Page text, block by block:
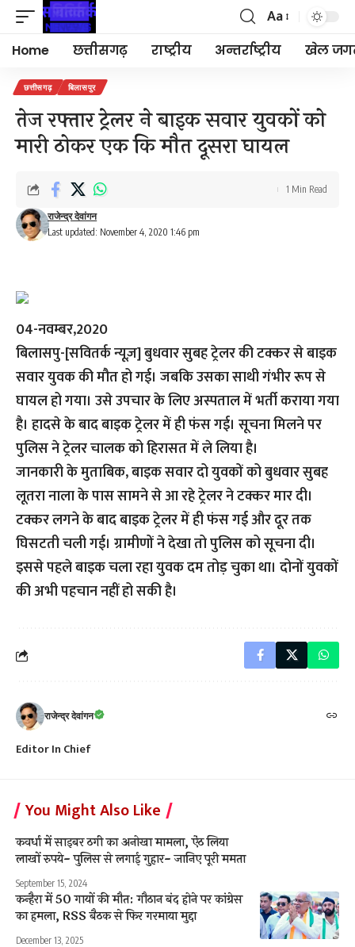
Font
Resizer
Aa
Home छत्तीसगढ़ राष्ट्रीय अन्तर्राष्ट्रीय खेल
छत्तीसगढ़ बिलासपुर
तेज रफ्तार ट्रेलर ने बाइक सवार युवकों को
मारी ठोकर एक कि मौत दूसरा घायल
Last updated: November 4, 2020 1:46 pm
राजेन्द्र देवांगन
1 Min Read
04-नवम्बर,2020
बिलासपु-[सवितर्क न्यूज़]बुधवार सुबह ट्रेलर की टक्कर से बाइक
सवार युवक की मौत हो गई। जबकि उसका साथी गंभीर रूप से
घायल हो गया। उसे उपचार के लिए अस्पताल में भर्ती कराया गया
है। हादसे के बाद बाइक ट्रेलर में ही फंस गई। सूचना मिलने पर
पुलिस ने ट्रेलर चालक को हिरासत में ले लिया है।
जानकारी के मुताबिक, बाइक सवार दो युवकों को बुधवार सुबह
लूतरा नाला के पास सामने से आ रहे ट्रेलर ने टक्कर मार दी।
टक्कर लगने के बाद बाइक ट्रेलर में ही फंस गई और दूर तक
घिसटती चली गई। ग्रामीणों ने देखा तो पुलिस को सूचना दी।
इससे पहले बाइक चला रहा युवक दम तोड़ चुका था। दोनों युवकों
की अभी पहचान नहीं हो सकी है।
राजेन्द्र देवांगन
Editor In Chief
You Might Also Like
कवर्धा में साइबर ठगी का अनोखा मामला, ऐंठ लिया
लाखों रुपये- पुलिस से लगाई गुहार- जानिए पूरी ममता
September 15, 2024
कन्हैरा में 50 गायों की मौत: गौठान बंद होने पर कांग्रेस
का हमला, RSS बैठक से फिर गरमाया मुद्दा
December 13, 2025